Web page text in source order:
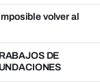
volver al
DE